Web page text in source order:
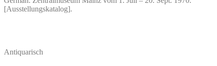
[Ausstellungskatalog].
Antiquarisch